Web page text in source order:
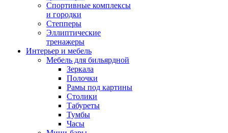
Спортивные комплексы
и городки
Степперы
Эллиптические
тренажеры
Интерьер и мебель
Мебель для бильярдной
Зеркала
Полочки
Рамы под картины
Столики
Табуреты
Тумбы
Часы